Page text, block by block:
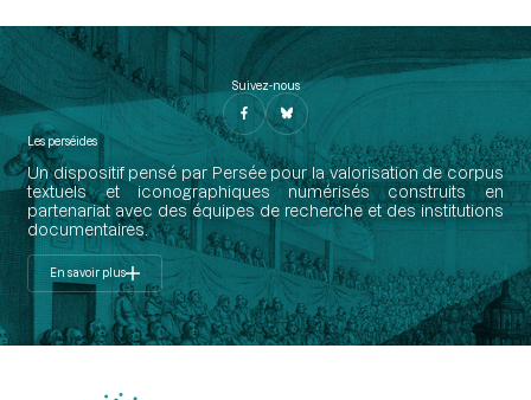
Suivez-nous
Les perséides
Un dispositif pensé par Persée pour la valorisation de corpus
textuels et iconographiques numérisés construits en
partenariat avec des équipes de recherche et des institutions
documentaires.
En savoir plus